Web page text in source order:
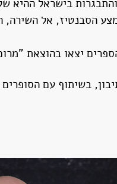
באמצע הסבנטיז, אל
בשיתוף עם הסופרים